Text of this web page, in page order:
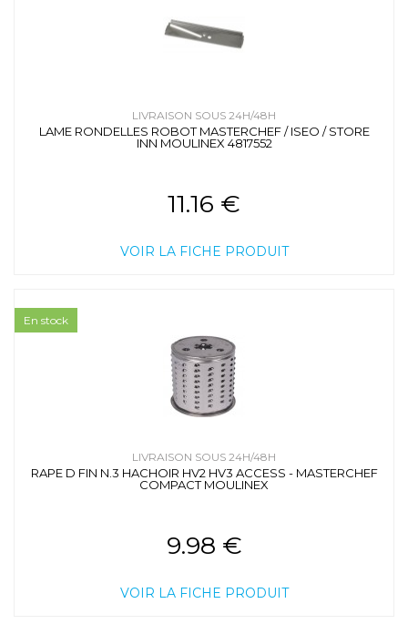
LIVRAISON SOUS 24H/48H
LAME RONDELLES ROBOT MASTERCHEF / ISEO / STORE
INN MOULINEX 4817552
11.16 €
VOIR LA FICHE PRODUIT
LIVRAISON SOUS 24H/48H
RAPE D FIN N.3 HACHOIR HV2 HV3 ACCESS - MASTERCHEF
COMPACT MOULINEX
9.98 €
VOIR LA FICHE PRODUIT
En stock